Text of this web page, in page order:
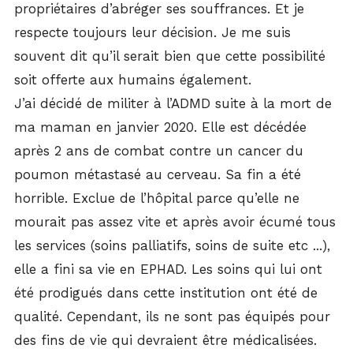
propriétaires d’abréger ses souffrances. Et je
respecte toujours leur décision. Je me suis
souvent dit qu’il serait bien que cette possibilité
soit offerte aux humains également.
J’ai décidé de militer à l’ADMD suite à la mort de
ma maman en janvier 2020. Elle est décédée
après 2 ans de combat contre un cancer du
poumon métastasé au cerveau. Sa fin a été
horrible. Exclue de l’hôpital parce qu’elle ne
mourait pas assez vite et après avoir écumé tous
les services (soins palliatifs, soins de suite etc ...),
elle a fini sa vie en EPHAD. Les soins qui lui ont
été prodigués dans cette institution ont été de
qualité. Cependant, ils ne sont pas équipés pour
des fins de vie qui devraient être médicalisées.